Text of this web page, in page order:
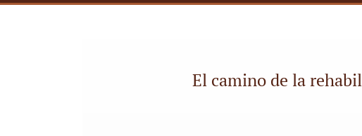
El camino de la